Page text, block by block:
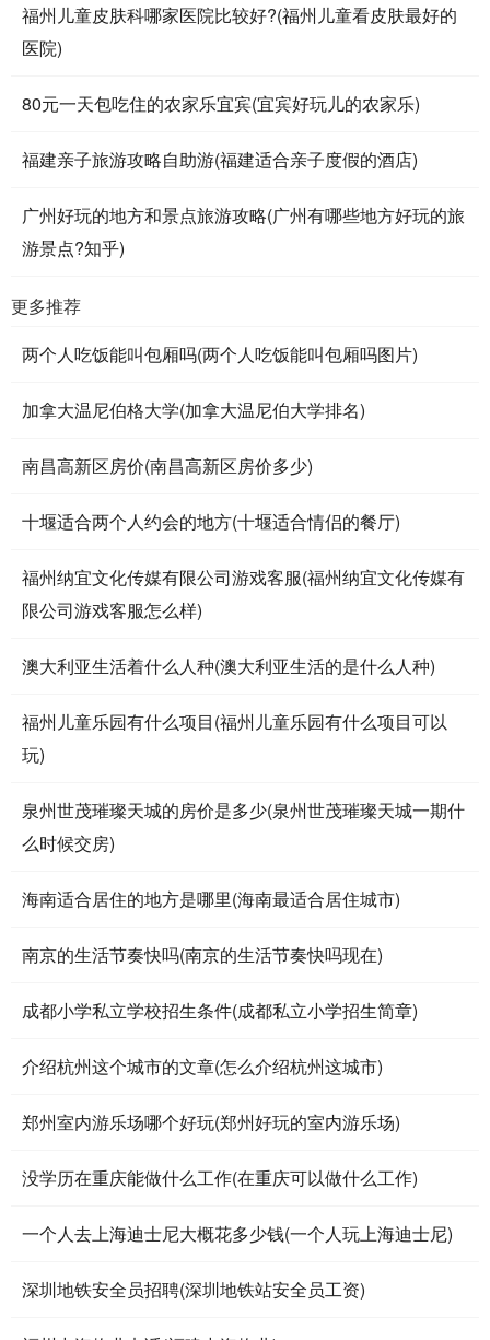
福州儿童皮肤科哪家医院比较好?(福州儿童看皮肤最好的
医院)
80元一天包吃住的农家乐宜宾(宜宾好玩儿的农家乐)
福建亲子旅游攻略自助游(福建适合亲子度假的酒店)
广州好玩的地方和景点旅游攻略(广州有哪些地方好玩的旅
游景点?知乎)
更多推荐
两个人吃饭能叫包厢吗(两个人吃饭能叫包厢吗图片)
加拿大温尼伯格大学(加拿大温尼伯大学排名)
南昌高新区房价(南昌高新区房价多少)
十堰适合两个人约会的地方(十堰适合情侣的餐厅)
福州纳宜文化传媒有限公司游戏客服(福州纳宜文化传媒有
限公司游戏客服怎么样)
澳大利亚生活着什么人种(澳大利亚生活的是什么人种)
福州儿童乐园有什么项目(福州儿童乐园有什么项目可以
玩)
泉州世茂璀璨天城的房价是多少(泉州世茂璀璨天城一期什
么时候交房)
海南适合居住的地方是哪里(海南最适合居住城市)
南京的生活节奏快吗(南京的生活节奏快吗现在)
成都小学私立学校招生条件(成都私立小学招生简章)
介绍杭州这个城市的文章(怎么介绍杭州这城市)
郑州室内游乐场哪个好玩(郑州好玩的室内游乐场)
没学历在重庆能做什么工作(在重庆可以做什么工作)
一个人去上海迪士尼大概花多少钱(一个人玩上海迪士尼)
深圳地铁安全员招聘(深圳地铁站安全员工资)